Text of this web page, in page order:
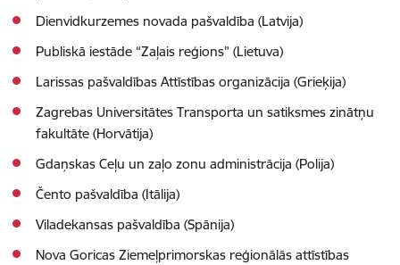
Dienvidkurzemes novada pašvaldība (Latvija)
Publiskā iestāde “Zaļais reģions” (Lietuva)
Larissas pašvaldības Attīstības organizācija (Grieķija)
Zagrebas Universitātes Transporta un satiksmes zinātņu
fakultāte (Horvātija)
Gdaņskas Ceļu un zaļo zonu administrācija (Polija)
Čento pašvaldība (Itālija)
Viladekansas pašvaldība (Spānija)
Nova Goricas Ziemeļprimorskas reģionālās attīstības